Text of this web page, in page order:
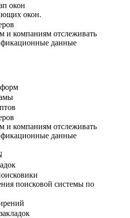
окон
окон.
и компаниям отслеживать
данные
и компаниям отслеживать
данные
поисковой системы по